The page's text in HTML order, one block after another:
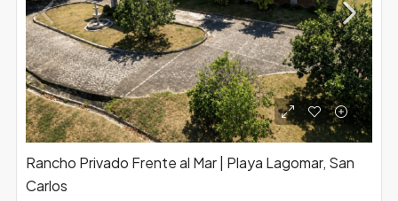
Rancho Privado Frente al Mar | Playa Lagomar, San
Carlos